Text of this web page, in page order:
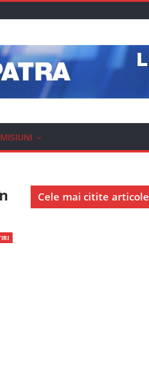
Cele mai citite articole